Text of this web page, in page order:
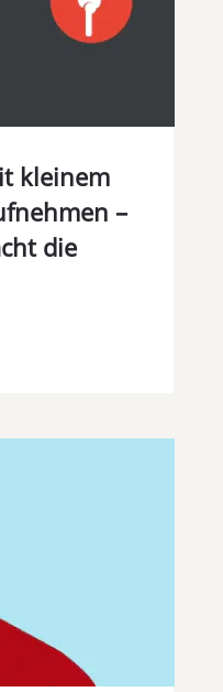
kleinem
–
die